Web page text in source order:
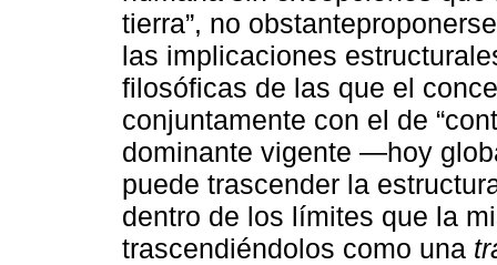
tierra”, no
las implicaciones
filosóficas de las que el
conjuntamente con el de
dominante vigente ―hoy
puede trascender la
dentro de los límites que la
trascendiéndolos como una